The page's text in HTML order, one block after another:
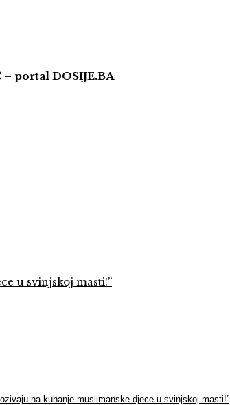
portal DOSIJE.BA
u svinjskoj masti!”
na kuhanje muslimanske djece u svinjskoj masti!”